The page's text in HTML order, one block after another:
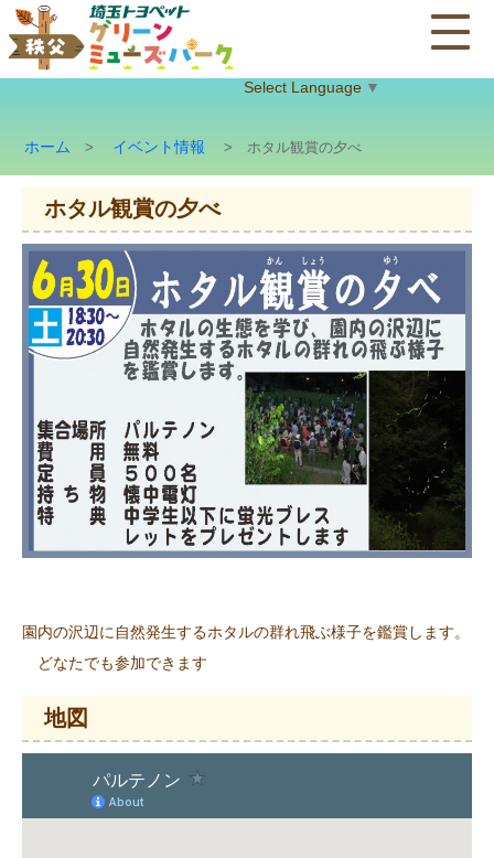
Select Language ▼
ホーム > イベント情報 > ホタル観賞の夕べ
ホタル観賞の夕べ
園内の沢辺に自然発生するホタルの群れ飛ぶ様子を鑑賞します。
どなたでも参加できます
地図